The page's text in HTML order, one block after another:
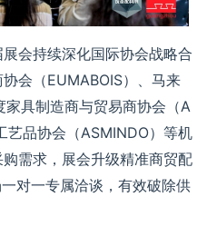
会持续深化国际协会战略合
会（EUMABOIS）、马来
家具制造商与贸易商协会（A
艺品协会（ASMINDO）等机
需求，展会升级精准商贸配
对一专属洽谈， 有效破除供